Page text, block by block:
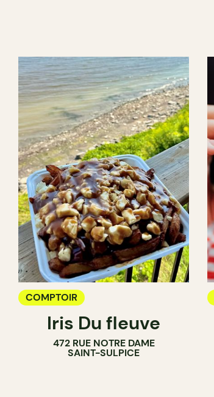
COMPTOIR
Iris Du fleuve
472 RUE NOTRE DAME
SAINT-SULPICE